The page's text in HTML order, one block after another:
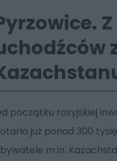
początku rosyjskiej
już ponad 300
m.in.